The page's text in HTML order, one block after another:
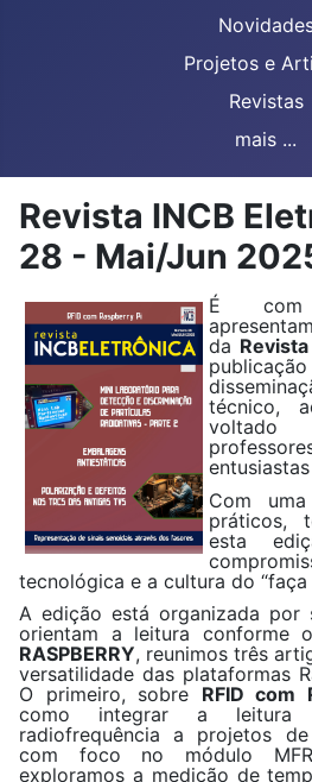
Projetos e
Revistas
mais ...
Revista INCB
28 - Mai/Jun
É com
da
técnico,
Com
práticos,
esta
tecnológica e a cultura do “faça
A edição está organizada por
orientam a leitura conforme
RASPBERRY, reunimos três
versatilidade das plataformas
O primeiro, sobre RFID com
como integrar a leitura
radiofrequência a projetos
com foco no módulo
exploramos a medição de